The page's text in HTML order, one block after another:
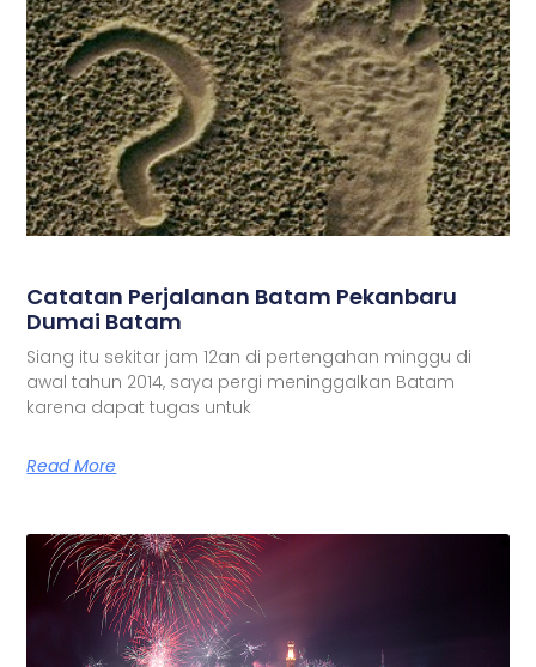
Catatan Perjalanan Batam Pekanbaru
Dumai Batam
Siang itu sekitar jam 12an di pertengahan minggu di
awal tahun 2014, saya pergi meninggalkan Batam
karena dapat tugas untuk
Read More